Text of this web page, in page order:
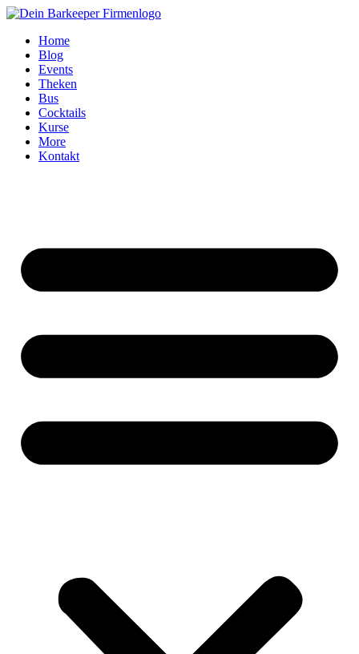
Zum
springenHome
Blog
Events
Theken
Bus
Cocktails
Kurse
More
Kontakt